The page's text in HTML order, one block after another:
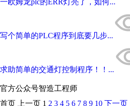
一欧姆龙plc的ERR灯亮了，如何...
写个简单的PLC程序到底要几步...
求助简单的交通灯控制程序！！...
官方公众号智造工程师
首页 上一页 1 2 3 4 5 6 7 8 9 10 下一页